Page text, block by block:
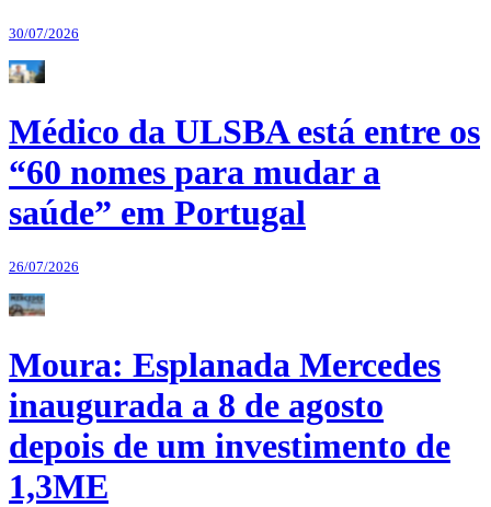
30/07/2026
Médico da ULSBA está entre os
“60 nomes para mudar a
saúde” em Portugal
26/07/2026
Moura: Esplanada Mercedes
inaugurada a 8 de agosto
depois de um investimento de
1,3ME